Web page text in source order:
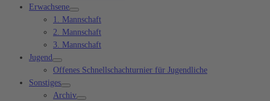
Erwachsene
1. Mannschaft
2. Mannschaft
3. Mannschaft
Jugend
Offenes Schnellschachturnier für Jugendliche
Sonstiges
Archiv